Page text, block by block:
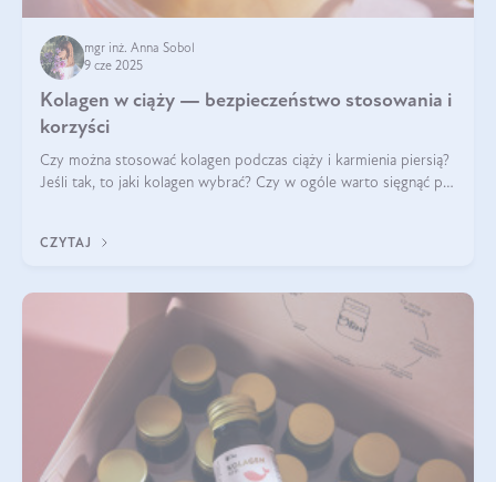
mgr inż. Anna Sobol
9 cze 2025
Kolagen w ciąży — bezpieczeństwo stosowania i
korzyści
Czy można stosować kolagen podczas ciąży i karmienia piersią?
Jeśli tak, to jaki kolagen wybrać? Czy w ogóle warto sięgnąć po
CZYTAJ